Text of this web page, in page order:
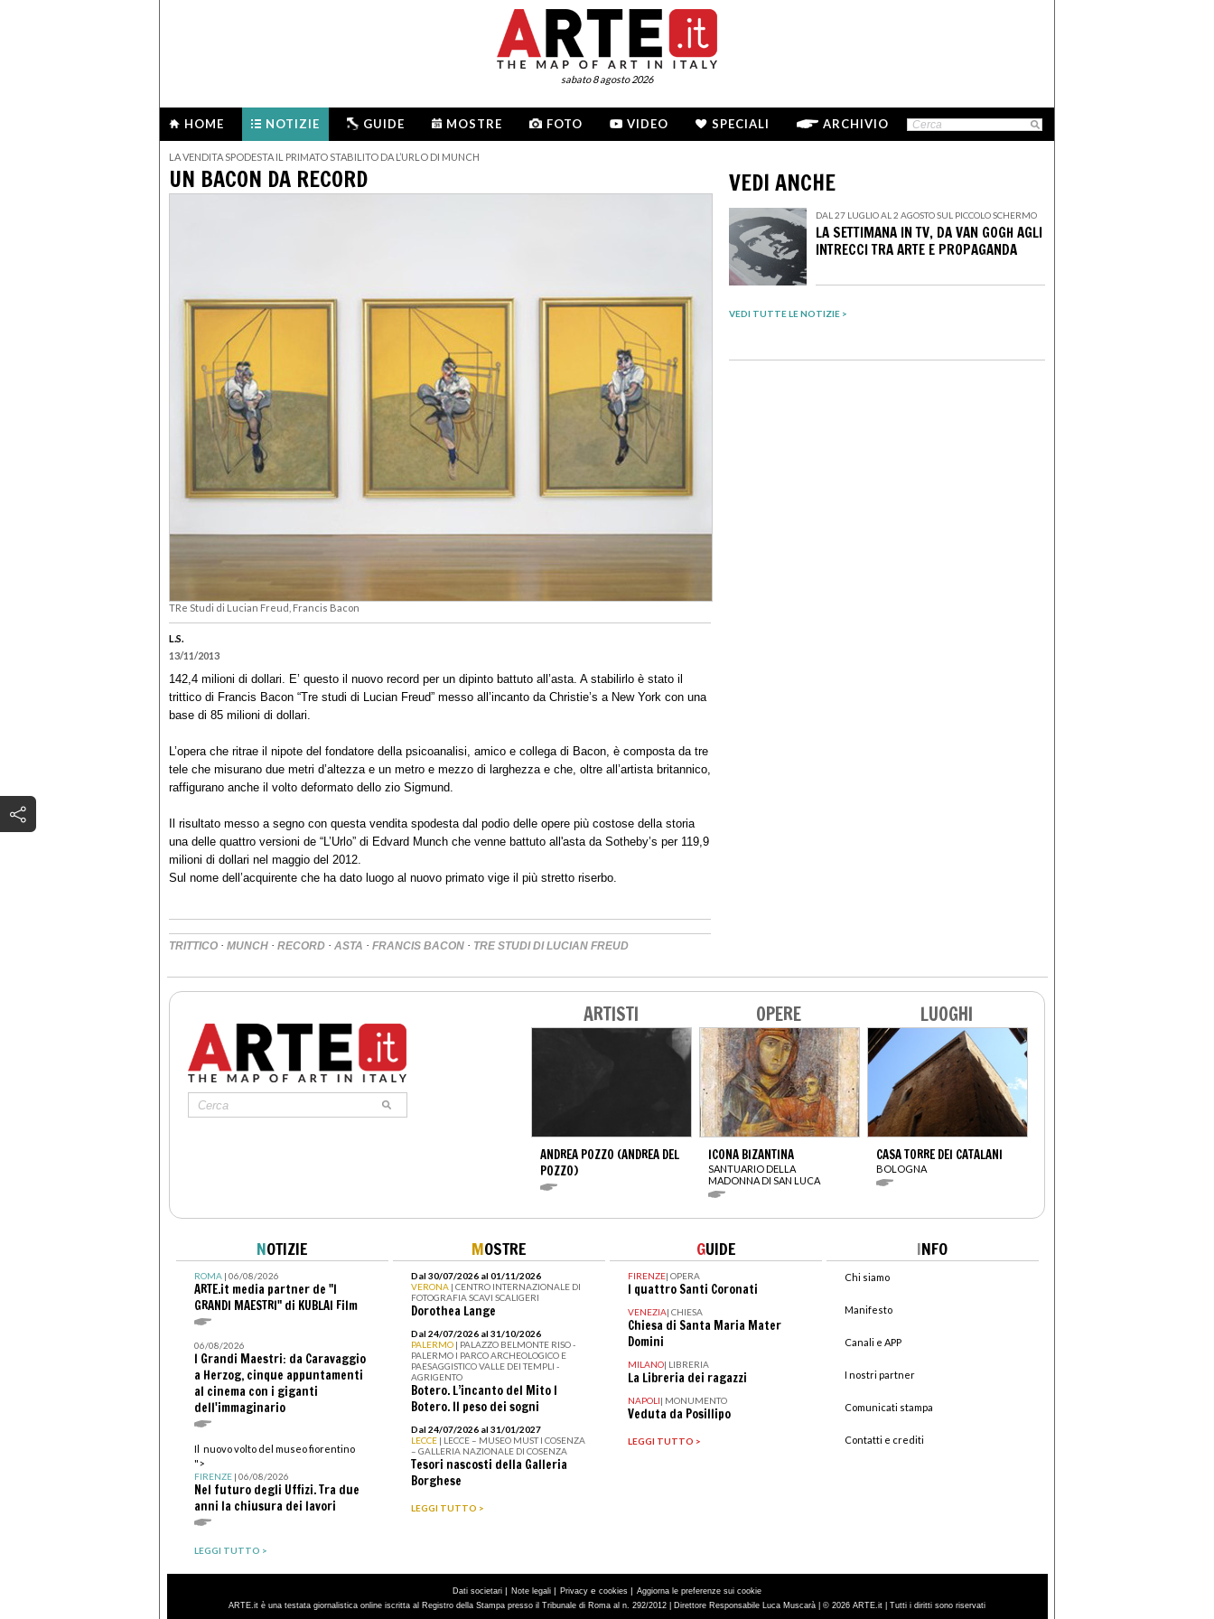
sabato 8 agosto 2026
HOME NOTIZIE GUIDE MOSTRE FOTO VIDEO SPECIALI ARCHIVIO
LA VENDITA SPODESTA IL PRIMATO STABILITO DA L’URLO DI MUNCH
UN BACON DA RECORD
TRe Studi di Lucian Freud, Francis Bacon
L.S.
13/11/2013
142,4 milioni di dollari. E’ questo il nuovo record per un dipinto battuto all’asta. A stabilirlo è stato il
trittico di Francis Bacon “Tre studi di Lucian Freud” messo all’incanto da Christie’s a New York con una
base di 85 milioni di dollari.
L’opera che ritrae il nipote del fondatore della psicoanalisi, amico e collega di Bacon, è composta da tre
tele che misurano due metri d’altezza e un metro e mezzo di larghezza e che, oltre all’artista britannico,
raffigurano anche il volto deformato dello zio Sigmund.
Il risultato messo a segno con questa vendita spodesta dal podio delle opere più costose della storia
una delle quattro versioni de “L’Urlo” di Edvard Munch che venne battuto all'asta da Sotheby’s per 119,9
milioni di dollari nel maggio del 2012.
Sul nome dell’acquirente che ha dato luogo al nuovo primato vige il più stretto riserbo.
TRITTICO · MUNCH · RECORD · ASTA · FRANCIS BACON · TRE STUDI DI LUCIAN FREUD
VEDI ANCHE
DAL 27 LUGLIO AL 2 AGOSTO SUL PICCOLO SCHERMO
LA SETTIMANA IN TV, DA VAN GOGH AGLI
INTRECCI TRA ARTE E PROPAGANDA
VEDI TUTTE LE NOTIZIE >
ARTISTI
ANDREA POZZO (ANDREA DEL
POZZO)
OPERE
ICONA BIZANTINA
SANTUARIO DELLA
MADONNA DI SAN LUCA
LUOGHI
CASA TORRE DEI CATALANI
BOLOGNA
NOTIZIE
ROMA| 06/08/2026
ARTE.it media partner de "I
GRANDI MAESTRI" di KUBLAI Film
06/08/2026
I Grandi Maestri: da Caravaggio
a Herzog, cinque appuntamenti
al cinema con i giganti
dell'immaginario
Il nuovo volto del museo fiorentino
">
FIRENZE| 06/08/2026
Nel futuro degli Uffizi. Tra due
anni la chiusura dei lavori
LEGGI TUTTO >
MOSTRE
Dal 30/07/2026 al 01/11/2026
VERONA | CENTRO INTERNAZIONALE DI
FOTOGRAFIA SCAVI SCALIGERI
Dorothea Lange
Dal 24/07/2026 al 31/10/2026
PALERMO | PALAZZO BELMONTE RISO -
PALERMO I PARCO ARCHEOLOGICO E
PAESAGGISTICO VALLE DEI TEMPLI -
AGRIGENTO
Botero. L’incanto del Mito I
Botero. Il peso dei sogni
Dal 24/07/2026 al 31/01/2027
LECCE | LECCE – MUSEO MUST I COSENZA
– GALLERIA NAZIONALE DI COSENZA
Tesori nascosti della Galleria
Borghese
LEGGI TUTTO >
GUIDE
FIRENZE| OPERA
I quattro Santi Coronati
VENEZIA| CHIESA
Chiesa di Santa Maria Mater
Domini
MILANO| LIBRERIA
La Libreria dei ragazzi
NAPOLI| MONUMENTO
Veduta da Posillipo
LEGGI TUTTO >
INFO
Chi siamo
Manifesto
Canali e APP
I nostri partner
Comunicati stampa
Contatti e crediti
Dati societari | Note legali | Privacy e cookies | Aggiorna le preferenze sui cookie
ARTE.it è una testata giornalistica online iscritta al Registro della Stampa presso il Tribunale di Roma al n. 292/2012 | Direttore Responsabile Luca Muscarà | © 2026 ARTE.it | Tutti i diritti sono riservati